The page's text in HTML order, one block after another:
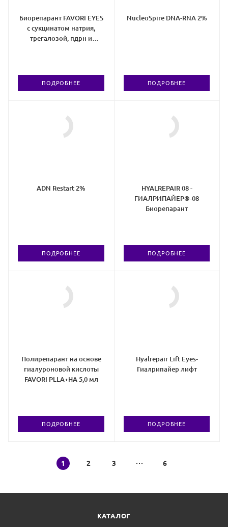
Биорепарант FAVORI EYES
с сукцинатом натрия,
трегалозой, пдрн и
ПОДРОБНЕЕ
NucleoSpire DNA-RNA 2%
ПОДРОБНЕЕ
ADN Restart 2%
ПОДРОБНЕЕ
HYALREPAIR 08 -
ГИАЛРИПАЙЕР®-08
Биорепарант
ПОДРОБНЕЕ
Полирепарант на основе
гиалуроновой кислоты
FAVORI PLLA+HA 5,0 мл
ПОДРОБНЕЕ
Hyalrepair Lift Eyes-
Гиалрипайер лифт
ПОДРОБНЕЕ
1 2 3 6
КАТАЛОГ